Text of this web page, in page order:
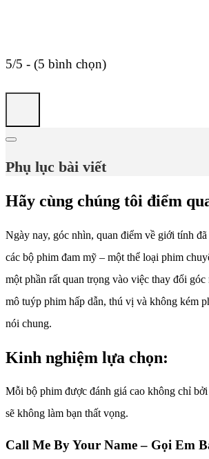
5/5 - (5 bình chọn)
Phụ lục bài viết
Hãy cùng chúng tôi điểm
Ngày nay, góc nhìn, quan điểm về giới tính
các bộ phim đam mỹ – một thể loại phim
một phần rất quan trọng vào việc thay đổi
mô tuýp phim hấp dẫn, thú vị và không kém
nói chung.
Kinh nghiệm lựa chọn:
Mỗi bộ phim được đánh giá cao không chỉ
sẽ không làm bạn thất vọng.
Call Me By Your Name – Gọi Em